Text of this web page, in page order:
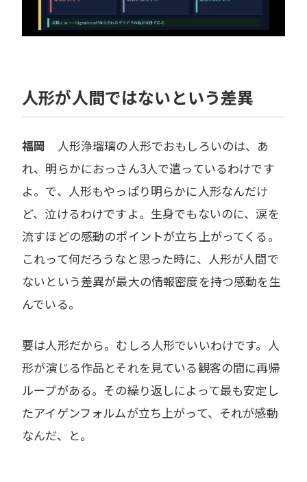
人形が人間ではないという差異
福岡 人形浄瑠璃の人形でおもしろいのは、あ
れ、明らかにおっさん3人で遣っているわけです
よ。で、人形もやっぱり明らかに人形なんだけ
ど、泣けるわけですよ。生身でもないのに、涙を
流すほどの感動のポイントが立ち上がってくる。
これって何だろうなと思った時に、人形が人間で
ないという差異が最大の情報密度を持つ感動を生
んでいる。
要は人形だから。むしろ人形でいいわけです。人
形が演じる作品とそれを見ている観客の間に再帰
ループがある。その繰り返しによって最も安定し
たアイゲンフォルムが立ち上がって、それが感動
なんだ、と。